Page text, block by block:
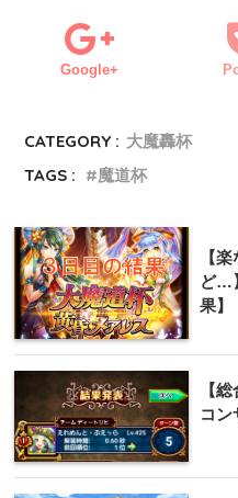
Google+
CATEGORY : 大魔轟杯
TAGS :
魔道杯
【
ど…
果】
【
コン